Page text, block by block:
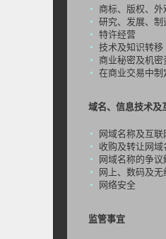
商标、版权、
研究、发展、
特许经营
技术及知识转移
商业秘密及机密
在商业交易中
域名、信息技术及
网域名称及互
收购及转让网
网域名称的争议
网上、数码及
网络安全
监管事宜